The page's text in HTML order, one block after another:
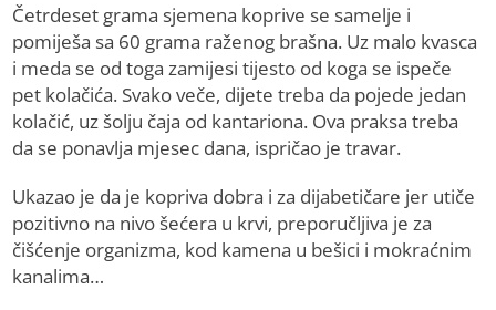
Četrdeset grama sjemena koprive se samelje i
pomiješa sa 60 grama raženog brašna. Uz malo kvasca
i meda se od toga zamijesi tijesto od koga se ispeče
pet kolačića. Svako veče, dijete treba da pojede jedan
kolačić, uz šolju čaja od kantariona. Ova praksa treba
da se ponavlja mjesec dana, ispričao je travar.
Ukazao je da je kopriva dobra i za dijabetičare jer utiče
pozitivno na nivo šećera u krvi, preporučljiva je za
čišćenje organizma, kod kamena u bešici i mokraćnim
kanalima…